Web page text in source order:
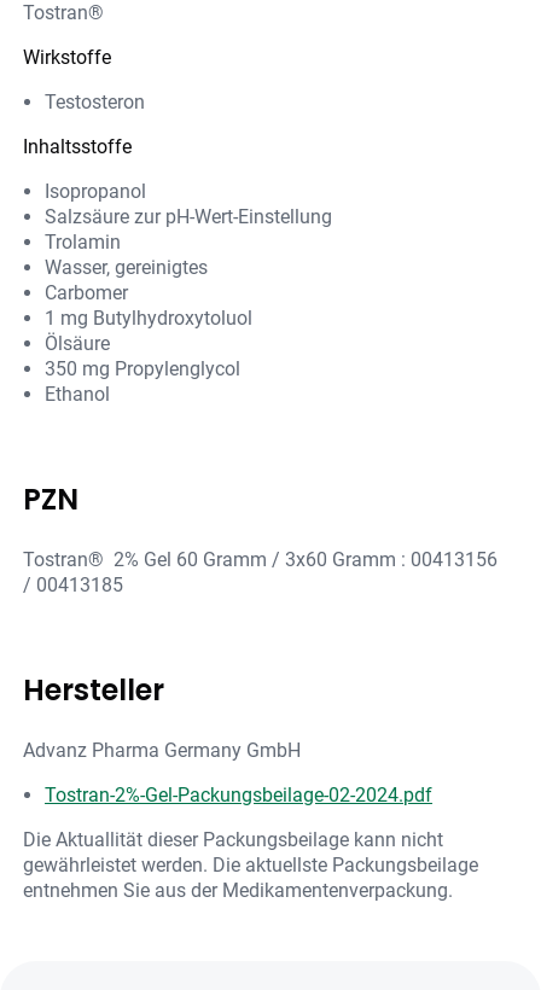
Tostran®
Wirkstoffe
Testosteron
Inhaltsstoffe
Isopropanol
Salzsäure zur pH-Wert-Einstellung
Trolamin
Wasser, gereinigtes
Carbomer
1 mg Butylhydroxytoluol
Ölsäure
350 mg Propylenglycol
Ethanol
PZN
Tostran® 2% Gel 60 Gramm / 3x60 Gramm : 00413156
/ 00413185
Hersteller
Advanz Pharma Germany GmbH
Tostran-2%-Gel-Packungsbeilage-02-2024.pdf
Die Aktuallität dieser Packungsbeilage kann nicht
gewährleistet werden. Die aktuellste Packungsbeilage
entnehmen Sie aus der Medikamentenverpackung.